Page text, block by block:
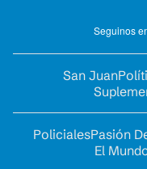
Seguinos
San Juan
PolicialesPasión
El